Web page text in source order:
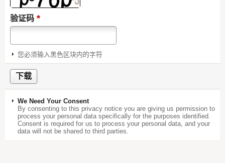
验证码 *
您必须输入黑色区块内的字符
We Need Your Consent
By consenting to this privacy notice you are giving us permission to
process your personal data specifically for the purposes identified.
Consent is required for us to process your personal data, and your
data will not be shared to third parties.